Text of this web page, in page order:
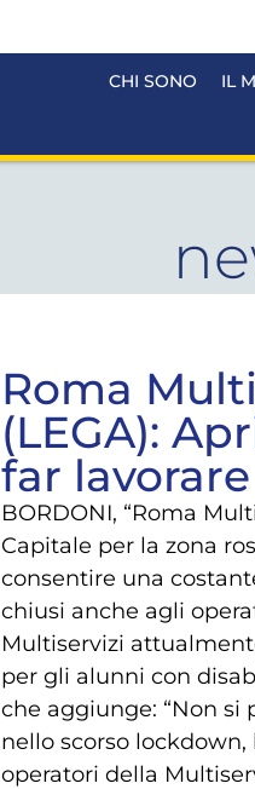
CHI SONO IL
Roma
(LEGA):
far
BORDONI, “Roma
Capitale per la zona
consentire una
chiusi anche agli
Multiservizi
per gli alunni con
che aggiunge: “Non
nello scorso
operatori della